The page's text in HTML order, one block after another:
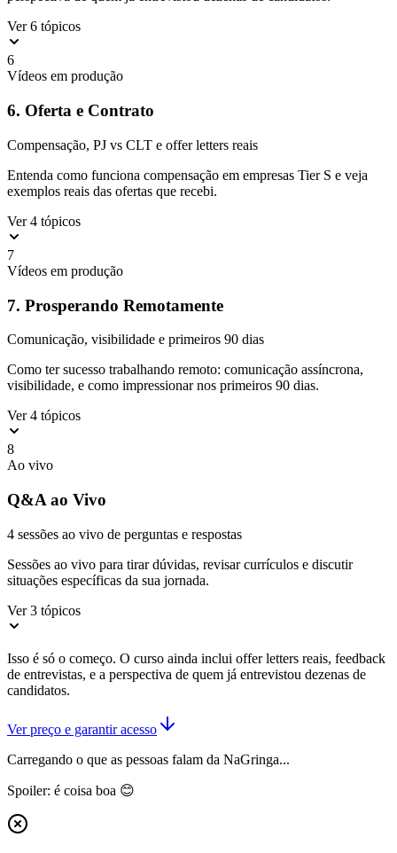
Ver 6 tópicos
6
Vídeos em produção
6. Oferta e Contrato
Compensação, PJ vs CLT e offer letters reais
Entenda como funciona compensação em empresas Tier S e veja
exemplos reais das ofertas que recebi.
Ver 4 tópicos
7
Vídeos em produção
7. Prosperando Remotamente
Comunicação, visibilidade e primeiros 90 dias
Como ter sucesso trabalhando remoto: comunicação assíncrona,
visibilidade, e como impressionar nos primeiros 90 dias.
Ver 4 tópicos
8
Ao vivo
Q&A ao Vivo
4 sessões ao vivo de perguntas e respostas
Sessões ao vivo para tirar dúvidas, revisar currículos e discutir
situações específicas da sua jornada.
Ver 3 tópicos
Isso é só o começo. O curso ainda inclui offer letters reais, feedback
de entrevistas, e a perspectiva de quem já entrevistou dezenas de
candidatos.
Ver preço e garantir acesso
Carregando o que as pessoas falam da NaGringa...
Spoiler: é coisa boa 😊